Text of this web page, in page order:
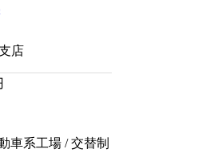
店
車系工場 / 交替制